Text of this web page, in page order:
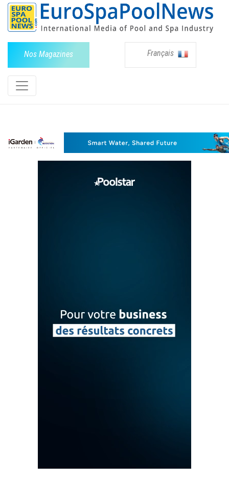
Nos Magazines Français